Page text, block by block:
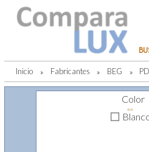
Inicio » Fabricantes » BEG »
Color
⇔